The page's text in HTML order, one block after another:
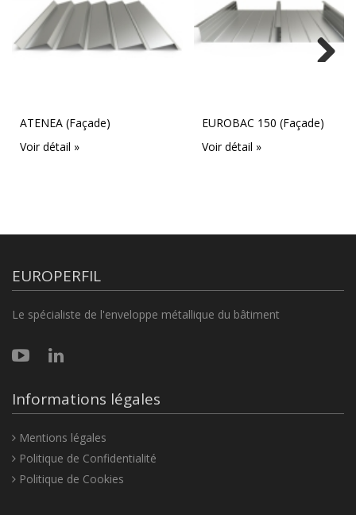
ATENEA (Façade)
Voir détail »
EUROBAC 150 (Façade)
Voir détail »
EUROPERFIL
Le spécialiste de l'enveloppe métallique du bâtiment
Informations légales
Mentions légales
Politique de Confidentialité
Politique de Cookies